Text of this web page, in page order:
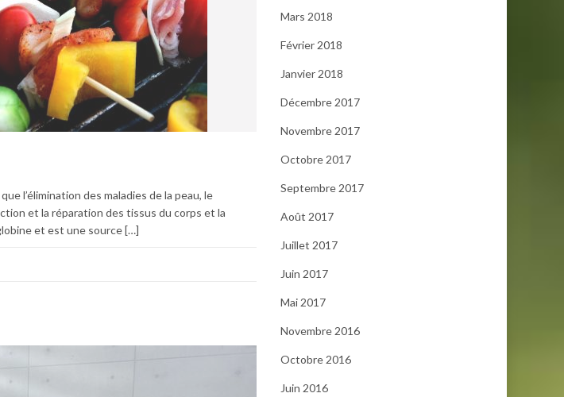
l’élimination des maladies de la peau, le
et la réparation des tissus du corps et la
et est une source […]
Mars 2018
Février 2018
Janvier 2018
Décembre 2017
Novembre 2017
Octobre 2017
Septembre 2017
Août 2017
Juillet 2017
Juin 2017
Mai 2017
Novembre 2016
Octobre 2016
Juin 2016